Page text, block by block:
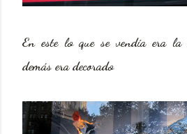
En este lo que se vendía era
demás era decorado